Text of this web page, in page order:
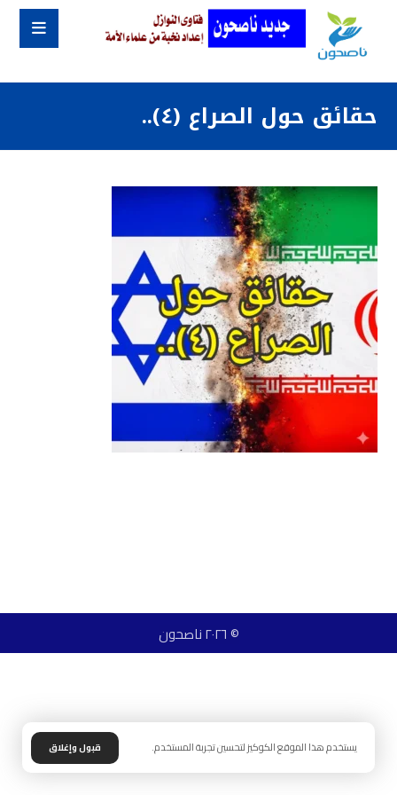
حقائق حول الصراع (٤)..
© ٢٠٢٦ ناصحون
يستخدم هذا الموقع الكوكيز لتحسين تجربة المستخدم. قبول وإغلاق